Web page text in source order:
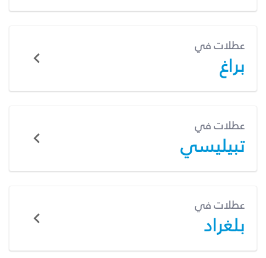
عطلات في
براغ
عطلات في
تبيليسي
عطلات في
بلغراد